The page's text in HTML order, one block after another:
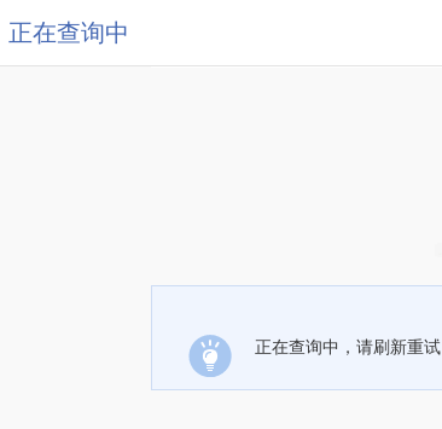
正在查询中
正在查询中，请刷新重试